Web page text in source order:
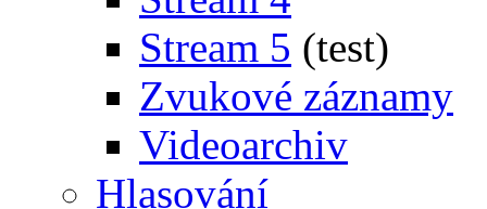
Stream 5 (test)
Zvukové záznamy
Videoarchiv
Hlasování